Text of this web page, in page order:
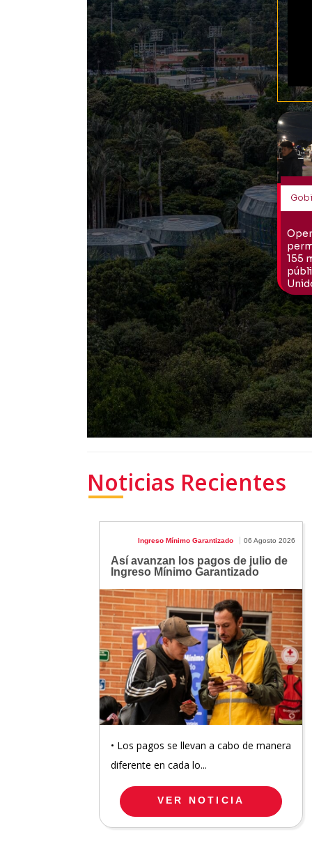
Noticias Recientes
Ingreso Mínimo Garantizado 06 Agosto 2026
Así avanzan los pagos de julio de
Ingreso Mínimo Garantizado
• Los pagos se llevan a cabo de manera
diferente en cada lo...
VER NOTICIA